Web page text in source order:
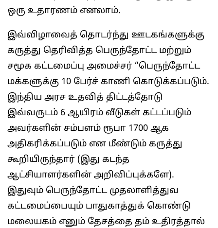
ஒரு உதாரணம் எனலாம்.
இவ்விழாவைத் தொடர்ந்து ஊடகங்களுக்கு
கருத்து தெரிவித்த பெருந்தோட்ட மற்றும்
சமூக கட்டமைப்பு அமைச்சர் “பெருந்தோட்ட
மக்களுக்கு 10 பேர்ச் காணி கொடுக்கப்படும்.
இந்திய அரச உதவித் திட்டத்தோடு
இவ்வருடம் 6 ஆயிரம் வீடுகள் கட்டப்படும்
அவர்களின் சம்பளம் ரூபா 1700 ஆக
அதிகரிக்கப்படும் என மீண்டும் கருத்து
கூறியிருந்தார் (இது கடந்த
ஆட்சியாளர்களின் அறிவிப்புக்களே).
இதுவும் பெருந்தோட்ட முதலாளித்துவ
கட்டமைப்பையும் பாதுகாத்துக் கொண்டு
மலையகம் எனும் தேசத்தை தம் உதிரத்தால்